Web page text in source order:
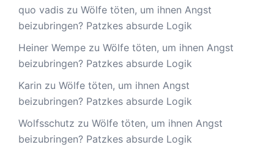
quo vadis zu Wölfe töten, um ihnen Angst
beizubringen? Patzkes absurde Logik
Heiner Wempe zu Wölfe töten, um ihnen Angst
beizubringen? Patzkes absurde Logik
Karin zu Wölfe töten, um ihnen Angst
beizubringen? Patzkes absurde Logik
Wolfsschutz zu Wölfe töten, um ihnen Angst
beizubringen? Patzkes absurde Logik